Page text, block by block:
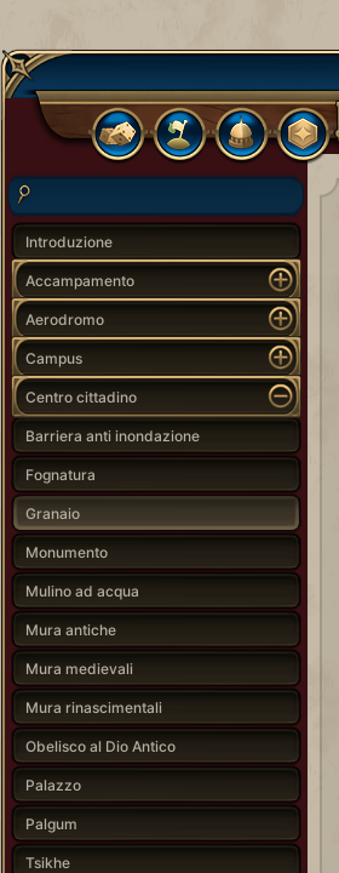
Introduzione
Accampamento
Aerodromo
Campus
Centro cittadino
Barriera anti inondazione
Fognatura
Granaio
Monumento
Mulino ad acqua
Mura antiche
Mura medievali
Mura rinascimentali
Obelisco al Dio Antico
Palazzo
Palgum
Tsikhe